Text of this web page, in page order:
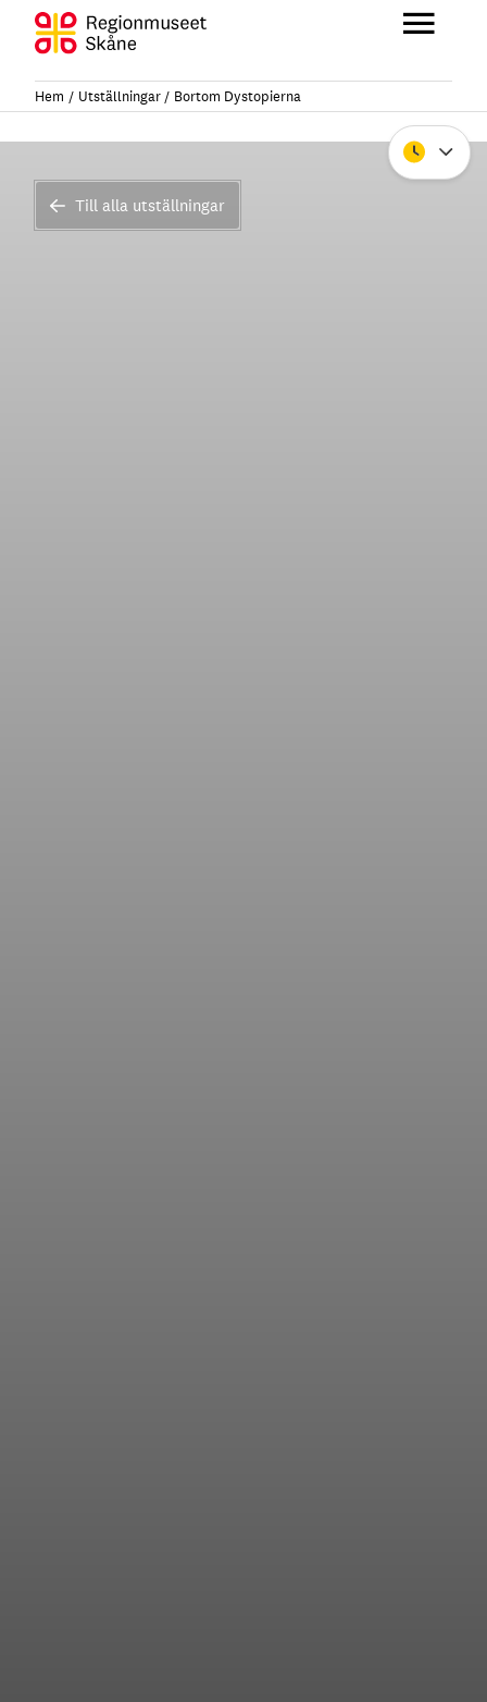
Hoppa
innehåll
Stäng
Hem Utställningar Bortom Dystopierna
Till alla utställningar